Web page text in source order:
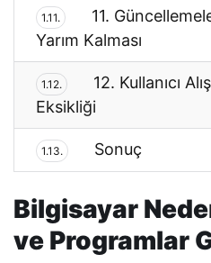
1.11.
11.
Yarım Kalması
1.12.
12. Kullanıcı
Eksikliği
1.13. Sonuç
Bilgisayar
ve Programlar